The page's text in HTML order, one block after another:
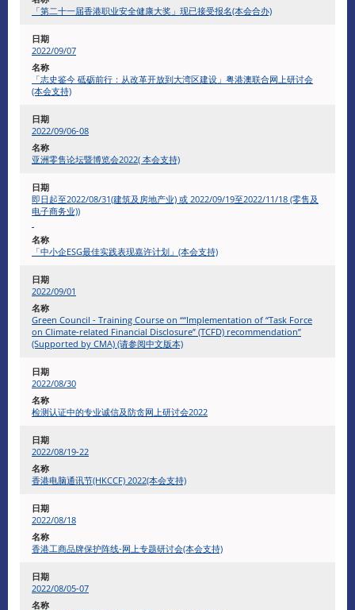
「第二十一届香港职业安全健康大奖」现已接受报名(本会合办)
2022/09/07
「志史鉴今 砥砺前行：从改革开放到大湾区建设」粤港澳联合网上研讨会
(本会支持)
2022/09/06-08
亚洲零售论坛暨博览会2022( 本会支持)
即日起至2022/08/31(建筑及房地产业) 或 2022/09/19至2022/11/18 (零售及
电子商务业))
「中小企ESG最佳实践表现嘉许计划」(本会支持)
2022/09/01
Green Council - Training Course on ““Implementation of “Task Force
on Climate-related Financial Disclosure” (TCFD) recommendation”
(Supported by CMA) (请参阅中文版本)
2022/08/30
检测认证中的专业诚信及防贪网上研讨会2022
​2022/08/19-22
香港电脑通讯节(HKCCF) 2022(本会支持)
2022/08/18
香港工商品牌保护阵线-网上专题研讨会(本会支持)
2022/08/05-07